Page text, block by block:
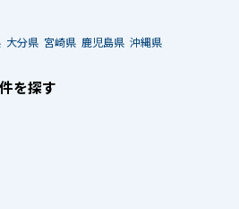
大分県 宮崎県 鹿児島県 沖縄県
を探す